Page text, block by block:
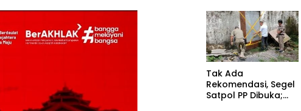
Kebugaran
Masyarakat
‎Tak Ada
Rekomendasi, Segel
Satpol PP Dibuka;